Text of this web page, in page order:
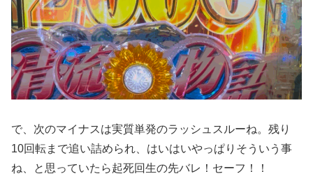
で、次のマイナスは実質単発のラッシュスルーね。残り
10回転まで追い詰められ、はいはいやっぱりそういう事
ね、と思っていたら起死回生の先バレ！セーフ！！